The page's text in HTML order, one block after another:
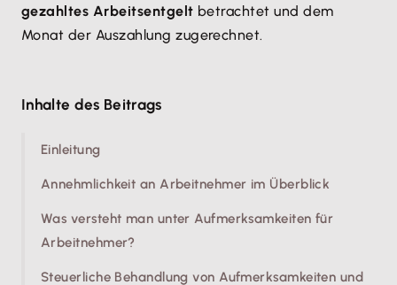
gezahltes Arbeitsentgelt betrachtet und dem
Monat der Auszahlung zugerechnet.
Inhalte des Beitrags
Einleitung
Annehmlichkeit an Arbeitnehmer im Überblick
Was versteht man unter Aufmerksamkeiten für
Arbeitnehmer?
Steuerliche Behandlung von Aufmerksamkeiten und